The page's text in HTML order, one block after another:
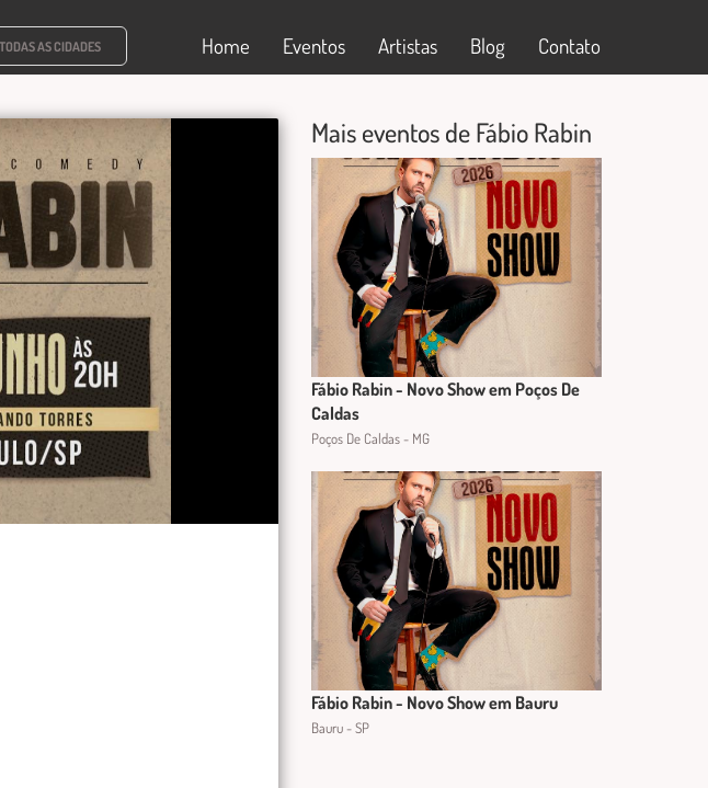
TODAS AS CIDADES Home Eventos Artistas Blog Contato
Mais eventos de Fábio Rabin
Fábio Rabin - Novo Show em Poços De
Caldas
Poços De Caldas - MG
Fábio Rabin - Novo Show em Bauru
Bauru - SP